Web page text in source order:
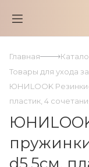
Главная
Товары для ухода
ЮНИLOOK
пластик, 4